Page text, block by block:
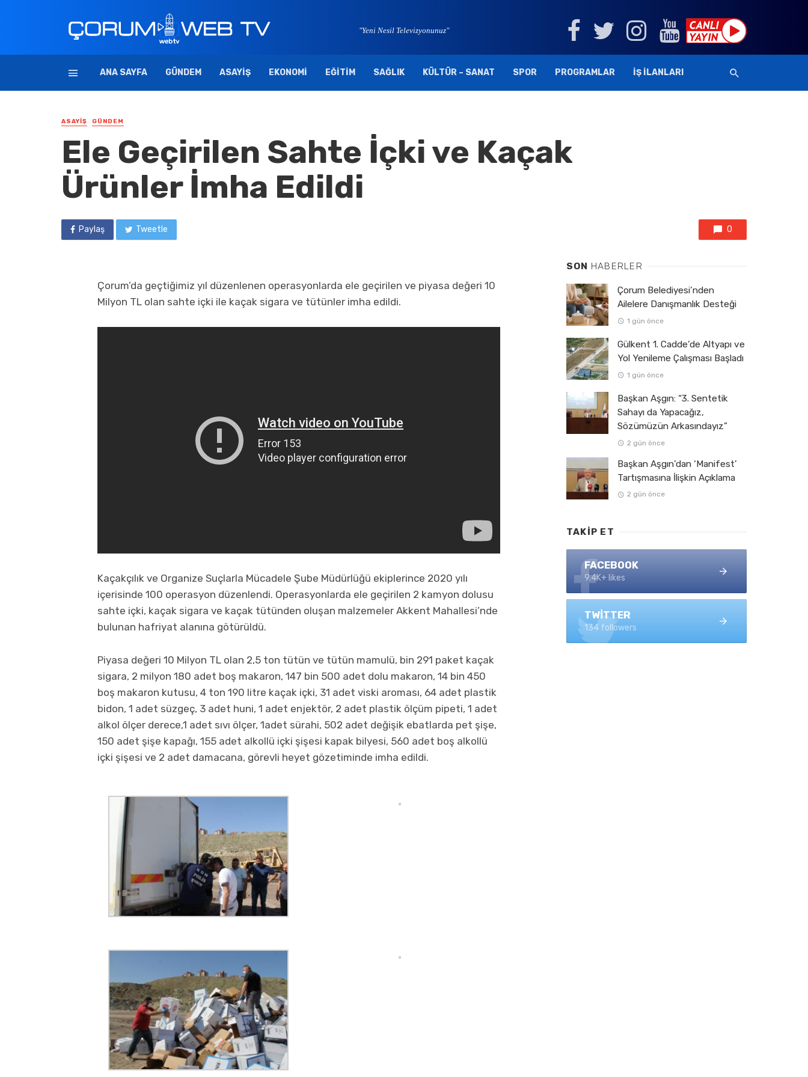
"Yeni Nesil Televizyonunuz"
ANA SAYFA GÜNDEM ASAYIŞ EKONOMI EĞITIM SAĞLIK KÜLTÜR – SANAT SPOR PROGRAMLAR İŞ İLANLARI
ASAYIŞ GÜNDEM
Ele Geçirilen Sahte İçki ve Kaçak
Ürünler İmha Edildi
Paylaş Tweetle 0
Çorum’da geçtiğimiz yıl düzenlenen operasyonlarda ele geçirilen ve piyasa değeri 10
Milyon TL olan sahte içki ile kaçak sigara ve tütünler imha edildi.
Kaçakçılık ve Organize Suçlarla Mücadele Şube Müdürlüğü ekiplerince 2020 yılı
içerisinde 100 operasyon düzenlendi. Operasyonlarda ele geçirilen 2 kamyon dolusu
sahte içki, kaçak sigara ve kaçak tütünden oluşan malzemeler Akkent Mahallesi’nde
bulunan hafriyat alanına götürüldü.
Piyasa değeri 10 Milyon TL olan 2,5 ton tütün ve tütün mamulü, bin 291 paket kaçak
sigara, 2 milyon 180 adet boş makaron, 147 bin 500 adet dolu makaron, 14 bin 450
boş makaron kutusu, 4 ton 190 litre kaçak içki, 31 adet viski aroması, 64 adet plastik
bidon, 1 adet süzgeç, 3 adet huni, 1 adet enjektör, 2 adet plastik ölçüm pipeti, 1 adet
alkol ölçer derece,1 adet sıvı ölçer, 1adet sürahi, 502 adet değişik ebatlarda pet şişe,
150 adet şişe kapağı, 155 adet alkollü içki şişesi kapak bilyesi, 560 adet boş alkollü
içki şişesi ve 2 adet damacana, görevli heyet gözetiminde imha edildi.
SON HABERLER
Çorum Belediyesi’nden
Ailelere Danışmanlık Desteği
1 gün önce
Gülkent 1. Cadde’de Altyapı ve
Yol Yenileme Çalışması Başladı
1 gün önce
Başkan Aşgın: “3. Sentetik
Sahayı da Yapacağız,
Sözümüzün Arkasındayız”
2 gün önce
Başkan Aşgın’dan ‘Manifest’
Tartışmasına İlişkin Açıklama
2 gün önce
TAKIP ET
FACEBOOK
9.4K+ likes
TWITTER
134 followers